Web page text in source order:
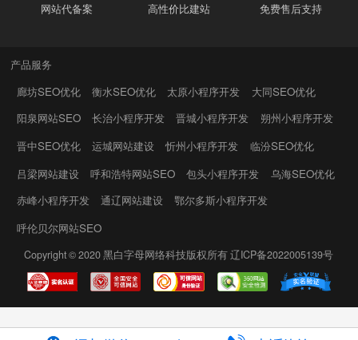
网站代备案 高性价比建站 免费售后支持
产品服务
廊坊SEO优化
衡水SEO优化 太原小程序开发
大同SEO优化
阳泉网站SEO
长治小程序开发 晋城小程序开发
朔州小程序开发
晋中SEO优化
运城网站建设 忻州小程序开发
临汾SEO优化
吕梁网站建设
呼和浩特网站SEO 包头小程序开发
乌海SEO优化
赤峰小程序开发
通辽网站建设
鄂尔多斯小程序开发
呼伦贝尔网站SEO
Copyright © 2020黑白字母网络科技版权所有辽ICP备2022005139号